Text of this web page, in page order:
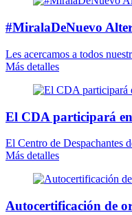
#MiralaDeNuevo
Les acercamos a todos
Más detalles
El CDA participará
El Centro de Despachantes
Más detalles
Autocertificación de